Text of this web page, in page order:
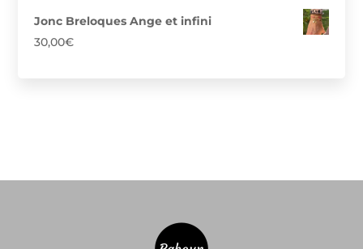
prix :
Jonc Breloques Ange et infini
30,00€